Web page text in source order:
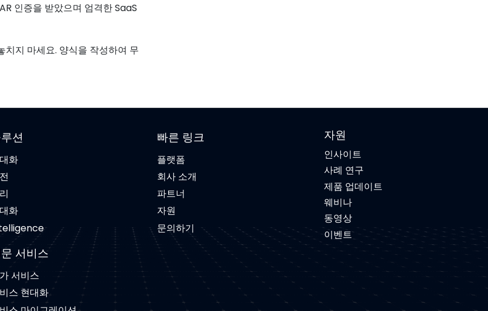
인증을 받았으며 엄격한 SaaS
지 마세요. 양식을 작성하여 무
션
화
화
서비스
서비스
스 현대화
빠른 링크
플랫폼
회사 소개
파트너
자원
문의하기
자원
인사이트
사례 연구
제품 업데이트
웨비나
동영상
이벤트